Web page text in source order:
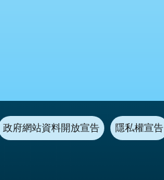
政府網站資料開放宣告 隱私權宣告